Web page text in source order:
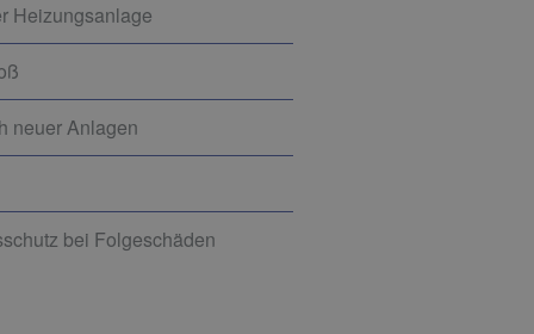
Heizungsanlage
neuer Anlagen
bei Folgeschäden